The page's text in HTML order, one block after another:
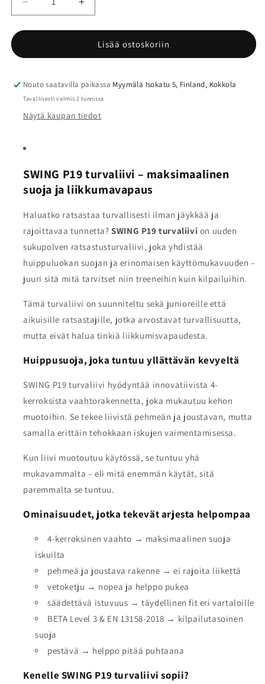
Vähennä
tuotteen
SWING
turvaliivi
määrää
Lisää
tuotteen
SWING
P19
turvaliivi
määrää
Lisää ostoskoriin
Nouto saatavilla paikassa Myymälä Isokatu 5, Finland, Kokkola
Tavallisesti valmis 2 tunnissa
Näytä kaupan tiedot
SWING P19 turvaliivi – maksimaalinen
suoja ja liikkumavapaus
Haluatko ratsastaa turvallisesti ilman jäykkää ja
rajoittavaa tunnetta?SWING P19 turvaliivi on uuden
sukupolven ratsastusturvaliivi, joka yhdistää
huippuluokan suojan ja erinomaisen käyttömukavuuden –
juuri sitä mitä tarvitset niin treeneihin kuin kilpailuihin.
Tämä turvaliivi on suunniteltu sekä junioreille että
aikuisille ratsastajille, jotka arvostavat turvallisuutta,
mutta eivät halua tinkiä liikkumisvapaudesta.
Huippusuoja, joka tuntuu yllättävän kevyeltä
SWING P19 turvaliivi hyödyntää innovatiivista 4-
kerroksista vaahtorakennetta, joka mukautuu kehon
muotoihin. Se tekee liivistä pehmeän ja joustavan, mutta
samalla erittäin tehokkaan iskujen vaimentamisessa.
Kun liivi muotoutuu käytössä, se tuntuu yhä
mukavammalta – eli mitä enemmän käytät, sitä
paremmalta se tuntuu.
Ominaisuudet, jotka tekevät arjesta helpompaa
4-kerroksinen vaahto → maksimaalinen suoja
iskuilta
pehmeä ja joustava rakenne → ei rajoita liikettä
vetoketju → nopea ja helppo pukea
säädettävä istuvuus → täydellinen fit eri vartaloille
BETA Level 3 & EN 13158-2018 → kilpailutasoinen
suoja
pestävä → helppo pitää puhtaana
Kenelle SWING P19 turvaliivi sopii?